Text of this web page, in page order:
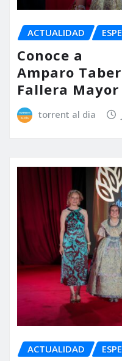
ACTUALIDAD
Conoce a
Amparo
Fallera
torrent al dia
ACTUALIDAD